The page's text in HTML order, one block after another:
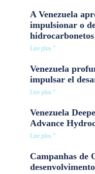
A Venezuela
impulsionar o
hidrocarbonetos
Lire plus "
Venezuela
impulsar el
Lire plus "
Venezuela
Advance
Lire plus "
Campanhas de